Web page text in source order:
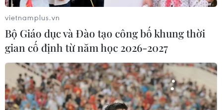
TIN LIÊN QUAN
vietnamplus.vn
Bộ Giáo dục và Đào tạo công bố khung thời
gian cố định từ năm học 2026-2027